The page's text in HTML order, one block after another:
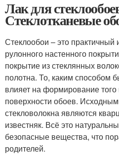
Лак для
Стеклотканевые
Стеклообои – это
рулонного настенного
покрытие из стеклянных
полотна. То, каким способом
влияет на формирование того
поверхности обоев.
стекловолокна являются
известняк. Всё это
безопасные вещества, что
родителей.